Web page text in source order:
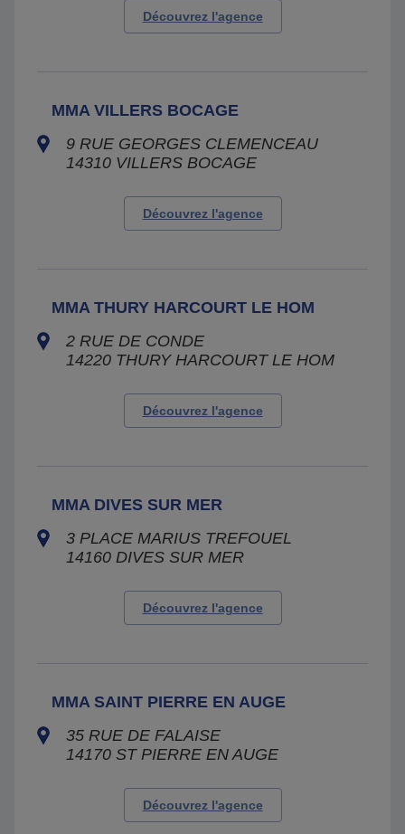
Découvrez l'agence
MMA VILLERS BOCAGE
9 RUE GEORGES CLEMENCEAU
14310 VILLERS BOCAGE
Découvrez l'agence
MMA THURY HARCOURT LE HOM
2 RUE DE CONDE
14220 THURY HARCOURT LE HOM
Découvrez l'agence
MMA DIVES SUR MER
3 PLACE MARIUS TREFOUEL
14160 DIVES SUR MER
Découvrez l'agence
MMA SAINT PIERRE EN AUGE
35 RUE DE FALAISE
14170 ST PIERRE EN AUGE
Découvrez l'agence